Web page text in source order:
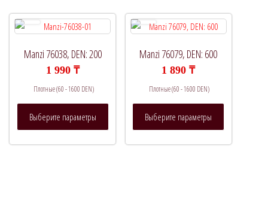
Опции
можно
Опции
можно
Manzi 76038, DEN: 200
1 990 ₸
Плотные (60 - 1600 DEN)
Выберите параметры
Этот
Manzi 76079, DEN: 600
1 890₸
Плотные (60 - 1600 DEN)
Выберите параметры